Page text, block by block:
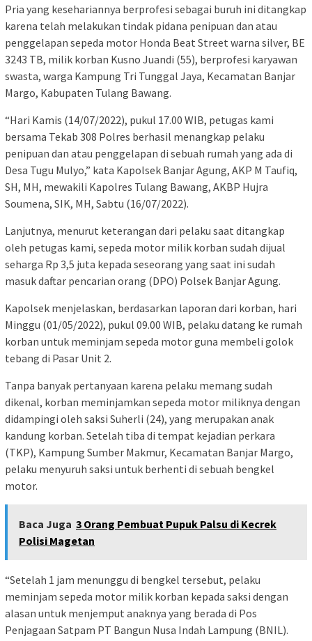
Pria yang kesehariannya berprofesi sebagai buruh ini ditangkap
karena telah melakukan tindak pidana penipuan dan atau
penggelapan sepeda motor Honda Beat Street warna silver, BE
3243 TB, milik korban Kusno Juandi (55), berprofesi karyawan
swasta, warga Kampung Tri Tunggal Jaya, Kecamatan Banjar
Margo, Kabupaten Tulang Bawang.
“Hari Kamis (14/07/2022), pukul 17.00 WIB, petugas kami
bersama Tekab 308 Polres berhasil menangkap pelaku
penipuan dan atau penggelapan di sebuah rumah yang ada di
Desa Tugu Mulyo,” kata Kapolsek Banjar Agung, AKP M Taufiq,
SH, MH, mewakili Kapolres Tulang Bawang, AKBP Hujra
Soumena, SIK, MH, Sabtu (16/07/2022).
Lanjutnya, menurut keterangan dari pelaku saat ditangkap
oleh petugas kami, sepeda motor milik korban sudah dijual
seharga Rp 3,5 juta kepada seseorang yang saat ini sudah
masuk daftar pencarian orang (DPO) Polsek Banjar Agung.
Kapolsek menjelaskan, berdasarkan laporan dari korban, hari
Minggu (01/05/2022), pukul 09.00 WIB, pelaku datang ke rumah
korban untuk meminjam sepeda motor guna membeli golok
tebang di Pasar Unit 2.
Tanpa banyak pertanyaan karena pelaku memang sudah
dikenal, korban meminjamkan sepeda motor miliknya dengan
didampingi oleh saksi Suherli (24), yang merupakan anak
kandung korban. Setelah tiba di tempat kejadian perkara
(TKP), Kampung Sumber Makmur, Kecamatan Banjar Margo,
pelaku menyuruh saksi untuk berhenti di sebuah bengkel
motor.
Baca Juga 3 Orang Pembuat Pupuk Palsu di Kecrek
Polisi Magetan
“Setelah 1 jam menunggu di bengkel tersebut, pelaku
meminjam sepeda motor milik korban kepada saksi dengan
alasan untuk menjemput anaknya yang berada di Pos
Penjagaan Satpam PT Bangun Nusa Indah Lampung (BNIL).